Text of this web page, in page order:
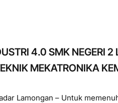
4.0 SMK NEGERI
MEKATRONIKA
Lamongan – Untuk